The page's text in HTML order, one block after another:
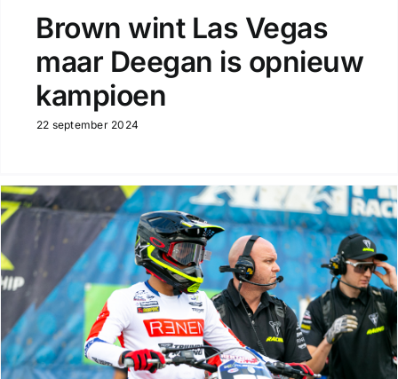
Brown wint Las Vegas
maar Deegan is opnieuw
kampioen
22 september 2024